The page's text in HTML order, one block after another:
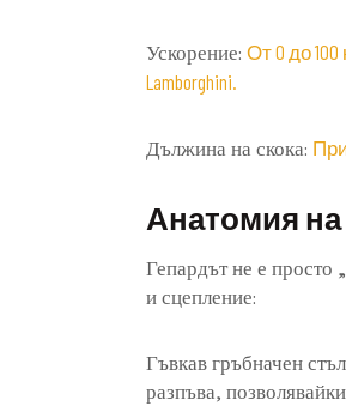
Ускорение: От 0 до
Lamborghini.
Дължина на скока:
Анатомия на
Гепардът не е просто
и сцепление:
Гъвкав гръбначен
разпъва,